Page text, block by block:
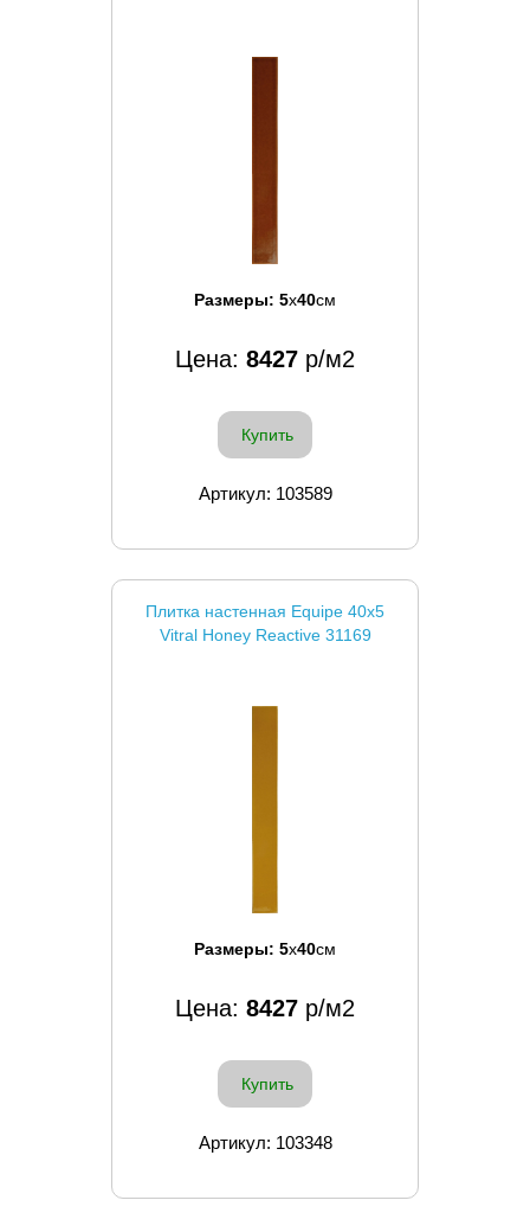
Размеры: 5x40см
Цена: 8427 р/м2
Купить
Артикул: 103589
Плитка настенная Equipe 40x5
Vitral Honey Reactive 31169
Размеры: 5x40см
Цена: 8427 р/м2
Купить
Артикул: 103348